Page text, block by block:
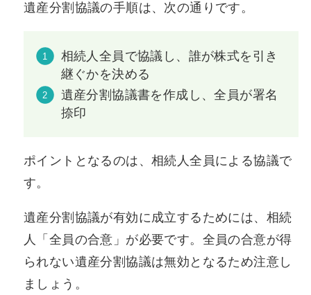
遺産分割協議の手順は、次の通りです。
相続人全員で協議し、誰が株式を引き
継ぐかを決める
遺産分割協議書を作成し、全員が署名
捺印
ポイントとなるのは、相続人全員による協議で
す。
遺産分割協議が有効に成立するためには、相続
人「全員の合意」が必要です。全員の合意が得
られない遺産分割協議は無効となるため注意し
ましょう。